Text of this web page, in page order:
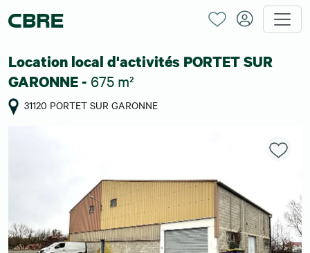
Location local d'activités PORTET SUR
GARONNE - 675 m²
31120 PORTET SUR GARONNE